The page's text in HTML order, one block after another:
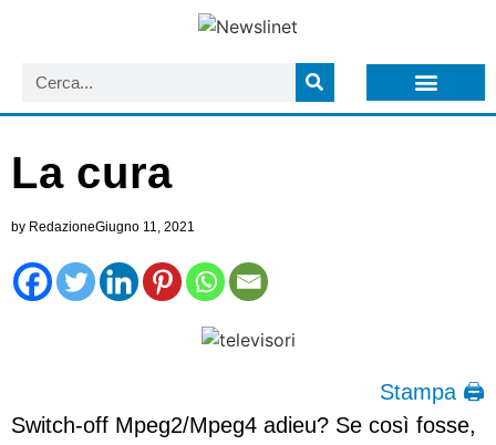
La cura
by RedazioneGiugno 11, 2021
Stampa 🖨
Switch-off Mpeg2/Mpeg4 adieu? Se così fosse,